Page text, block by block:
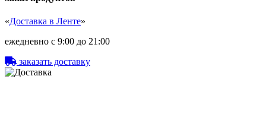
«Доставка в Ленте»
ежедневно с 9:00 до 21:00
заказать доставку